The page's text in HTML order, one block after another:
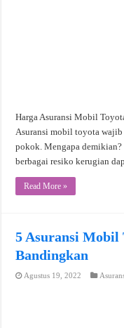
Harga Asuransi Mobil
Asuransi mobil toyota
pokok. Mengapa
berbagai resiko kerugian
Read More »
5 Asuransi Mobil
Bandingkan
Agustus 19, 2022